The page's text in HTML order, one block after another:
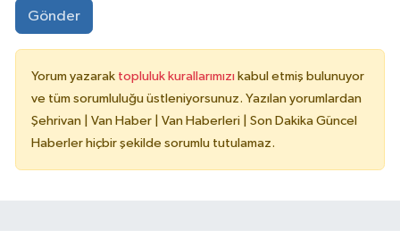
Gönder
Yorum yazarak topluluk kurallarımızı kabul etmiş bulunuyor
ve tüm sorumluluğu üstleniyorsunuz. Yazılan yorumlardan
Şehrivan | Van Haber | Van Haberleri | Son Dakika Güncel
Haberler hiçbir şekilde sorumlu tutulamaz.